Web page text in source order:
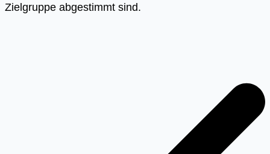
Zielgruppe abgestimmt sind.